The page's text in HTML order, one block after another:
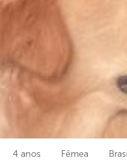
4 anos Fêmea